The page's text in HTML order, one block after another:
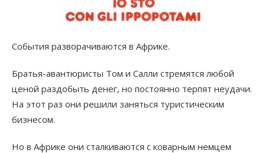
События разворачиваются в Африке.
Братья-авантюристы Том и Салли стремятся любой
ценой раздобыть денег, но постоянно терпят неудачи.
На этот раз они решили заняться туристическим
бизнесом.
Но в Африке они сталкиваются с коварным немцем